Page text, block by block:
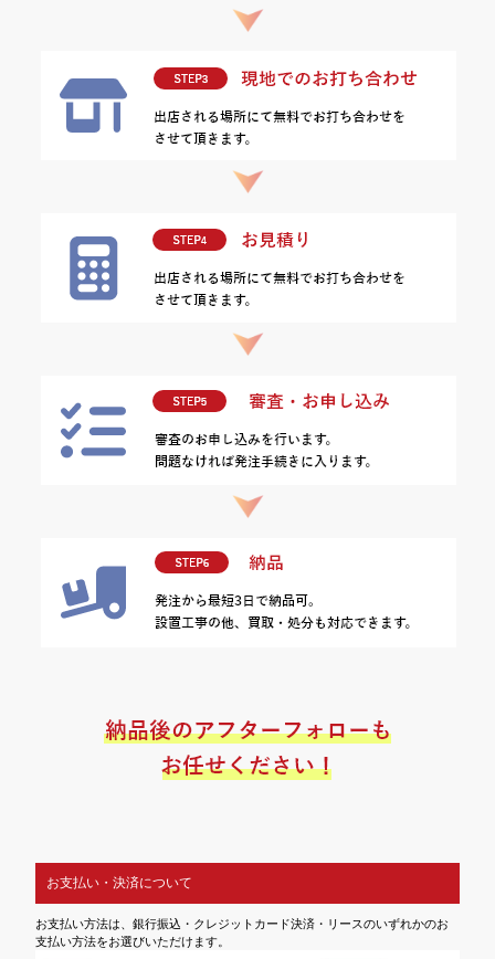
お支払い・決済について
お支払い方法は、銀行振込・クレジットカード決済・リースのいずれかのお
支払い方法をお選びいただけます。